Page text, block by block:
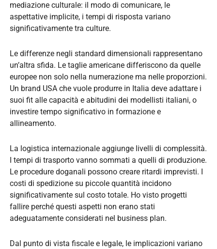
mediazione culturale: il modo di comunicare, le
aspettative implicite, i tempi di risposta variano
significativamente tra culture.
Le differenze negli standard dimensionali rappresentano
un’altra sfida. Le taglie americane differiscono da quelle
europee non solo nella numerazione ma nelle proporzioni.
Un brand USA che vuole produrre in Italia deve adattare i
suoi fit alle capacità e abitudini dei modellisti italiani, o
investire tempo significativo in formazione e
allineamento.
La logistica internazionale aggiunge livelli di complessità.
I tempi di trasporto vanno sommati a quelli di produzione.
Le procedure doganali possono creare ritardi imprevisti. I
costi di spedizione su piccole quantità incidono
significativamente sul costo totale. Ho visto progetti
fallire perché questi aspetti non erano stati
adeguatamente considerati nel business plan.
Dal punto di vista fiscale e legale, le implicazioni variano